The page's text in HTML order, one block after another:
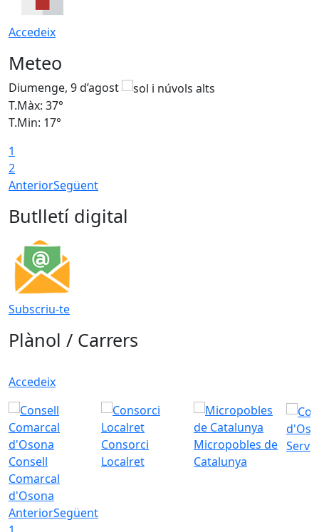
Accedeix
Meteo
Diumenge, 9 d’agost
T.Màx: 37°
T.Min: 17°
1
2
AnteriorSegüent
Butlletí digital
Subscriu-te
Plànol / Carrers
Accedeix
Consell
Comarcal
d'Osona
Consorci
Localret
Micropobles de
Catalunya
AnteriorSegüent